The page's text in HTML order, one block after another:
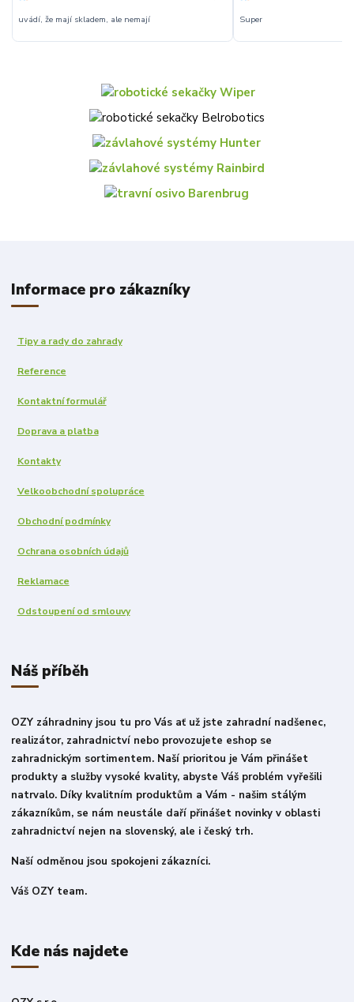
uvádí, že mají skladem, ale nemají Super
Informace pro zákazníky
Tipy a rady do zahrady
Reference
Kontaktní formulář
Doprava a platba
Kontakty
Velkoobchodní spolupráce
Obchodní podmínky
Ochrana osobních údajů
Reklamace
Odstoupení od smlouvy
Náš příběh
OZY záhradniny jsou tu pro Vás ať už jste zahradní nadšenec,
realizátor, zahradnictví nebo provozujete eshop se
zahradnickým sortimentem. Naší prioritou je Vám přinášet
produkty a služby vysoké kvality, abyste Váš problém vyřešili
natrvalo. Díky kvalitním produktům a Vám - našim stálým
zákazníkům, se nám neustále daří přinášet novinky v oblasti
zahradnictví nejen na slovenský, ale i český trh.
Naší odměnou jsou spokojeni zákazníci.
Váš OZY team.
Kde nás najdete